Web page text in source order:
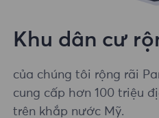
Khu dân cư
của chúng tôi rộng rãi
cung cấp hơn 100 triệu
trên khắp nước Mỹ.